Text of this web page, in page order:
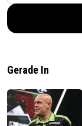
Gerade In